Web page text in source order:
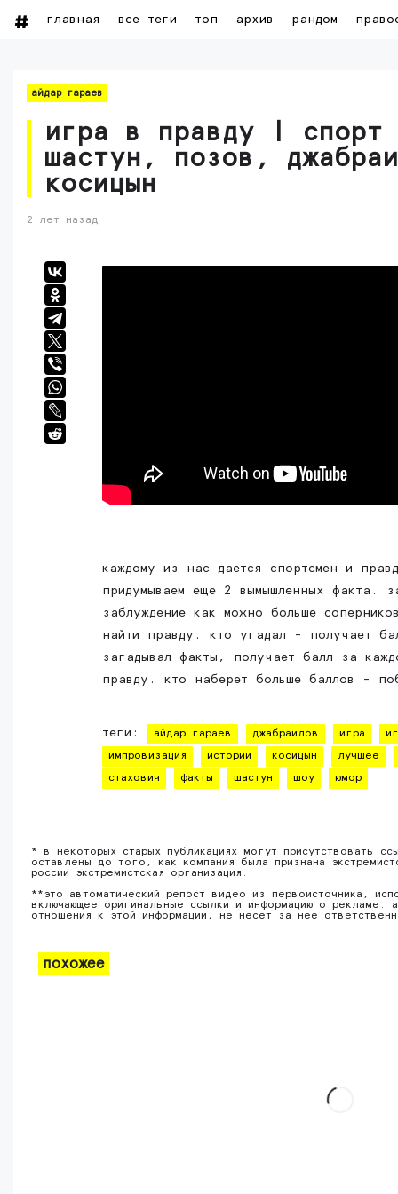
главная все теги топ архив рандом
айдар гараев
игра в правду |
шастун, позов,
косицын
2 лет назад
каждому из нас дается спортсмен и
придумываем еще 2 вымышленных факта.
заблуждение как можно больше
найти правду. кто угадал - получает
загадывал факты, получает балл за
правду. кто наберет больше баллов -
теги: айдар гараев джабраилов игра
импровизация истории косицын лучшее
стахович факты шастун шоу юмор
* в некоторых старых публикациях могут присутствовать
оставлены до того, как компания была признана
россии экстремистская организация.
**это автоматический репост видео из первоисточника,
включающее оригинальные ссылки и информацию о рекламе.
отношения к этой информации, не несет за нее
похожее